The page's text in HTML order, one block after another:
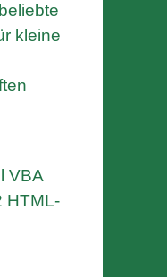
kleine
VBA
HTML-